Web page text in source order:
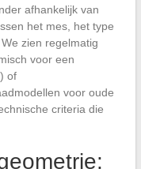
afhankelijk van
het mes, het type
zien regelmatig
voor een
of
voor oude
criteria die